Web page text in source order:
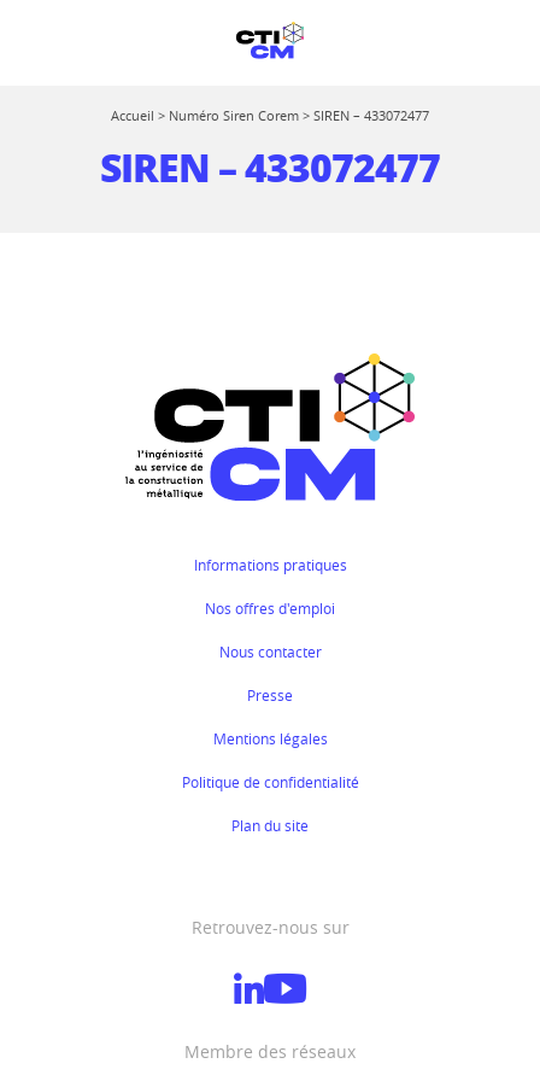
Accueil > Numéro Siren Corem > SIREN – 433072477
SIREN – 433072477
Informations pratiques
Nos offres d'emploi
Nous contacter
Presse
Mentions légales
Politique de confidentialité
Plan du site
Retrouvez-nous sur
Membre des réseaux